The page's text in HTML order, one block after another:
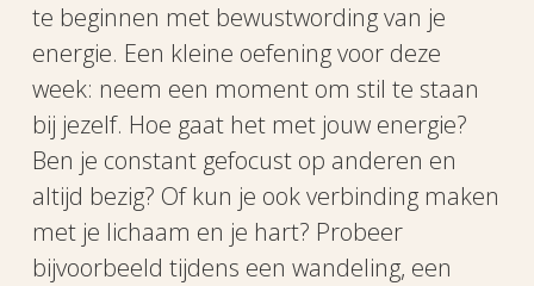
te beginnen met bewustwording van je
energie. Een kleine oefening voor deze
week: neem een moment om stil te staan
bij jezelf. Hoe gaat het met jouw energie?
Ben je constant gefocust op anderen en
altijd bezig? Of kun je ook verbinding maken
met je lichaam en je hart? Probeer
bijvoorbeeld tijdens een wandeling, een